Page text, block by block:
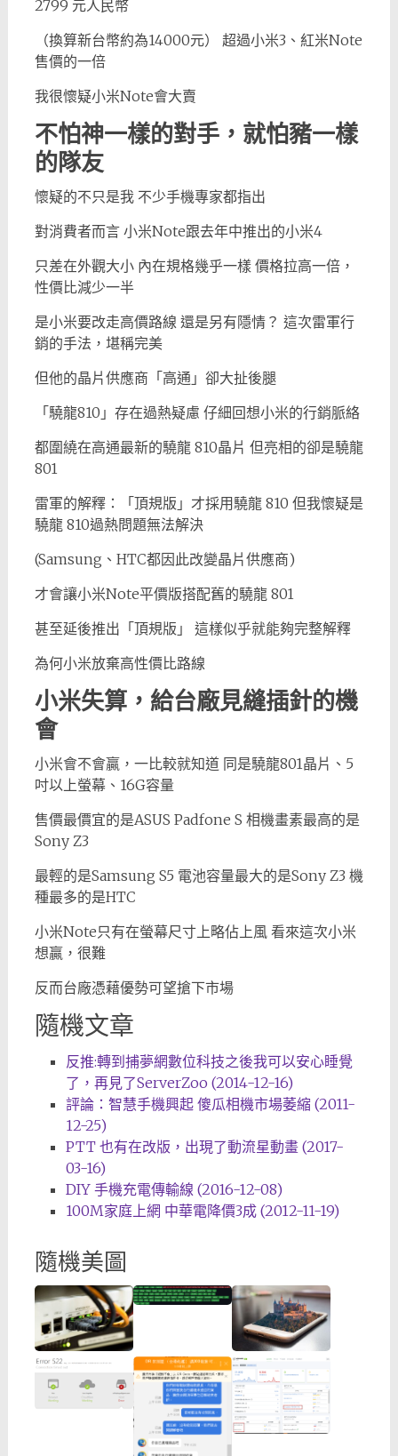
2799 元人民幣
（換算新台幣約為14000元） 超過小米3、紅米Note
售價的一倍
我很懷疑小米Note會大賣
不怕神一樣的對手，就怕豬一樣
的隊友
懷疑的不只是我 不少手機專家都指出
對消費者而言 小米Note跟去年中推出的小米4
只差在外觀大小 內在規格幾乎一樣 價格拉高一倍，
性價比減少一半
是小米要改走高價路線 還是另有隱情？ 這次雷軍行
銷的手法，堪稱完美
但他的晶片供應商「高通」卻大扯後腿
「驍龍810」存在過熱疑慮 仔細回想小米的行銷脈絡
都圍繞在高通最新的驍龍 810晶片 但亮相的卻是驍龍
801
雷軍的解釋：「頂規版」才採用驍龍 810 但我懷疑是
驍龍 810過熱問題無法解決
(Samsung、HTC都因此改變晶片供應商)
才會讓小米Note平價版搭配舊的驍龍 801
甚至延後推出「頂規版」 這樣似乎就能夠完整解釋
為何小米放棄高性價比路線
小米失算，給台廠見縫插針的機
會
小米會不會贏，一比較就知道 同是驍龍801晶片、5
吋以上螢幕、16G容量
售價最價宜的是ASUS Padfone S 相機畫素最高的是
Sony Z3
最輕的是Samsung S5 電池容量最大的是Sony Z3 機
種最多的是HTC
小米Note只有在螢幕尺寸上略佔上風 看來這次小米
想贏，很難
反而台廠憑藉優勢可望搶下市場
隨機文章
反推:轉到捕夢網數位科技之後我可以安心睡覺
了，再見了ServerZoo (2014-12-16)
評論：智慧手機興起 傻瓜相機市場萎縮 (2011-
12-25)
PTT 也有在改版，出現了動流星動畫 (2017-
03-16)
DIY 手機充電傳輸線 (2016-12-08)
100M家庭上網 中華電降價3成 (2012-11-19)
隨機美圖